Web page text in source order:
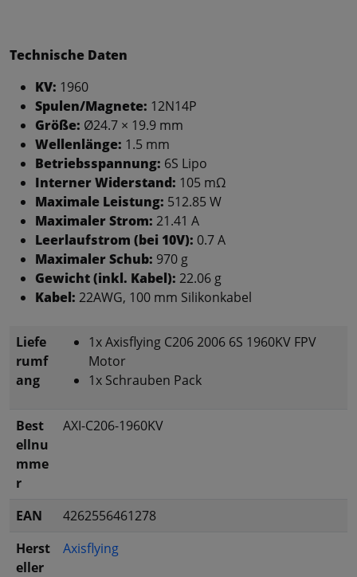
Technische Daten
KV: 1960
Spulen/Magnete: 12N14P
Größe: Ø24.7 × 19.9 mm
Wellenlänge: 1.5 mm
Betriebsspannung: 6S Lipo
Interner Widerstand: 105 mΩ
Maximale Leistung: 512.85 W
Maximaler Strom: 21.41 A
Leerlaufstrom (bei 10V): 0.7 A
Maximaler Schub: 970 g
Gewicht (inkl. Kabel): 22.06 g
Kabel: 22AWG, 100 mm Silikonkabel
Liefe
rumf
ang
1x Axisflying C206 2006 6S 1960KV FPV
Motor
1x Schrauben Pack
Best
ellnu
mme
r
AXI-C206-1960KV
EAN
4262556461278
Herst
eller
Axisflying